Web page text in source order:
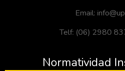
Email:
Telf: (06) 2980
Normatividad